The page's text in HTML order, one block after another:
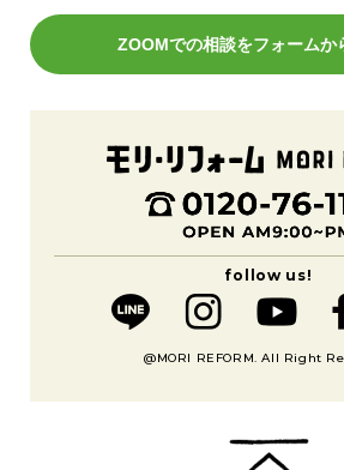
ZOOMでの相談をフォームか
@MORI REFORM. All Right